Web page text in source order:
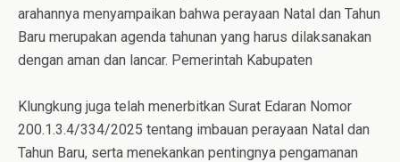
arahannya menyampaikan bahwa perayaan Natal dan Tahun
Baru merupakan agenda tahunan yang harus dilaksanakan
dengan aman dan lancar. Pemerintah Kabupaten
Klungkung juga telah menerbitkan Surat Edaran Nomor
200.1.3.4/334/2025 tentang imbauan perayaan Natal dan
Tahun Baru, serta menekankan pentingnya pengamanan